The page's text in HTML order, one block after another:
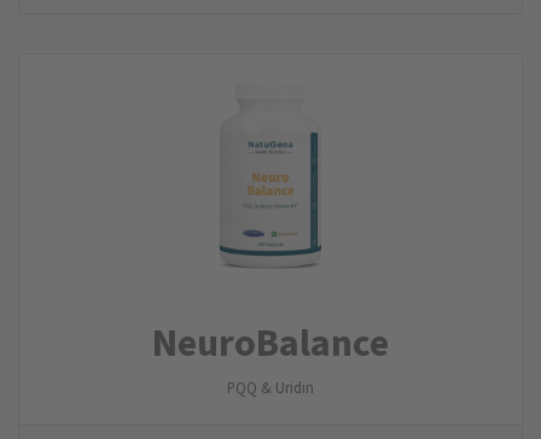
NeuroBalance
PQQ & Uridin